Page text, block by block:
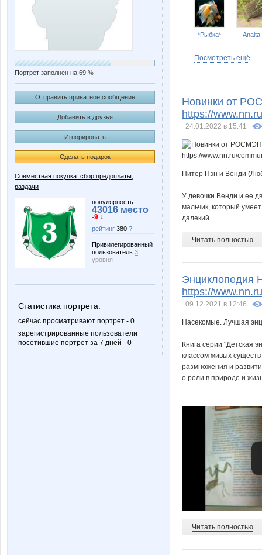
Портрет заполнен на 69 %
Отправить приватное сообщение
Добавить в друзья
Игнорировать
Сделать подарок
Совместная покупка: сбор предоплаты,
раздачи
популярность:
43016 место
-9 ↓
рейтинг 380 ?
Привилегированный
пользователь 3
уровня
Статистика портрета:
сейчас просматривают портрет - 0
зарегистрированные пользователи
посетившие портрет за 7 дней - 0
*Рыбка* Anaita
rainwolf
Дашутка7 Деловая
Пируэтта
Посмотреть ещё
Новинки от
https://
24.01.2022 в 15:41
Питер Пэн и Венди
У девочки Венди и ее
мальчик, который
далекий...
Читать полностью
Энциклопедия
https://
09.12.2021 в 12:46
Насекомые. Лучшая
Книга серии "Детская
классом живых
размножения и
о роли в природе и
Читать полностью